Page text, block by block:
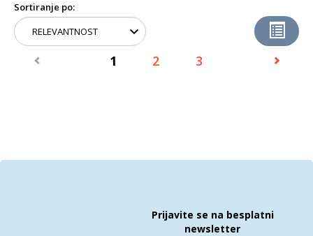
Sortiranje po:
1 2 3
Prijavite se na besplatni
newsletter